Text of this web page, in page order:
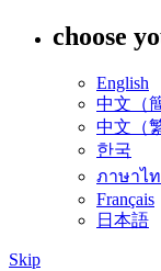
choose
English
中文（
中文（
한국
ภาษาไ
Français
日本語
Skip